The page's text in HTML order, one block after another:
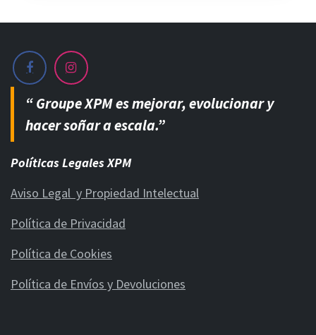
“ Groupe XPM es mejorar, evolucionar y
hacer soñar a escala.”
Políticas Legales XPM
Aviso Legal y Propiedad Intelectual
Política de Privacidad
Política de Cookies
Política de Envíos y Devoluciones